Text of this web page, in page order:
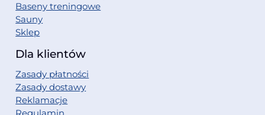
Baseny treningowe
Sauny
Sklep
Dla klientów
Zasady płatności
Zasady dostawy
Reklamacje
Regulamin